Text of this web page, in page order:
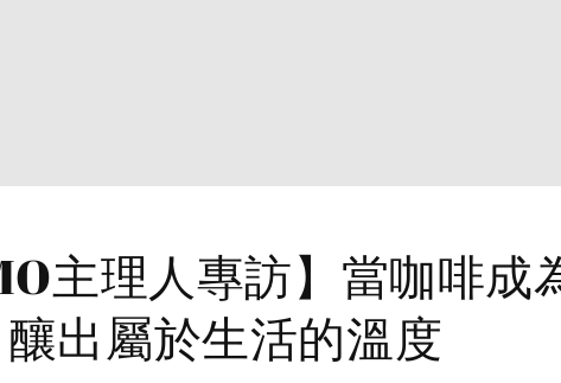
主理人專訪】當咖啡成
出屬於生活的溫度